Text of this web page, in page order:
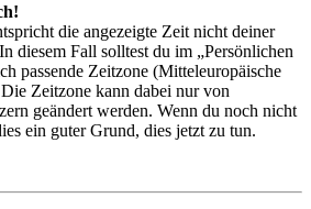
die angezeigte Zeit nicht deiner
diesem Fall solltest du im „Persönlichen
passende Zeitzone (Mitteleuropäische
Zeitzone kann dabei nur von
geändert werden. Wenn du noch nicht
ein guter Grund, dies jetzt zu tun.